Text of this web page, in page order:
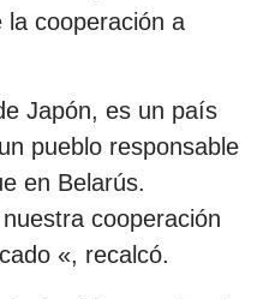
la cooperación a
Japón, es un país
pueblo responsable
en Belarús.
cooperación
«, recalcó.